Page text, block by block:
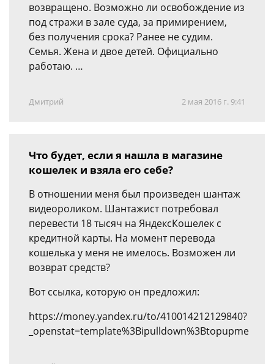
возвращено. Возможно ли освобождение из
под стражи в зале суда, за примирением,
без получения срока? Ранее не судим.
Семья. Жена и двое детей. Официально
работаю. …
Дмитрий 2 мая 2016 г. 9:41
Что будет, если я нашла в магазине
кошелек и взяла его себе?
В отношении меня был произведен шантаж
видеороликом. Шантажист потребовал
перевести 18 тысяч на ЯндексКошелек с
кредитной карты. На момент перевода
кошелька у меня не имелось. Возможен ли
возврат средств?
Вот ссылка, которую он предложил:
https://money.yandex.ru/to/410014212129840?
_openstat=template%3Bipulldown%3Btopupme